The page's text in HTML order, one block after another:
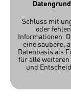
Schluss mit
oder
Informationen.
eine saubere,
Datenbasis als
für alle weiteren
und